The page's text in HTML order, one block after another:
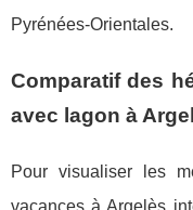
Pyrénées-Orientales.
Comparatif des
avec lagon à
Pour visualiser les
vacances à Argelès